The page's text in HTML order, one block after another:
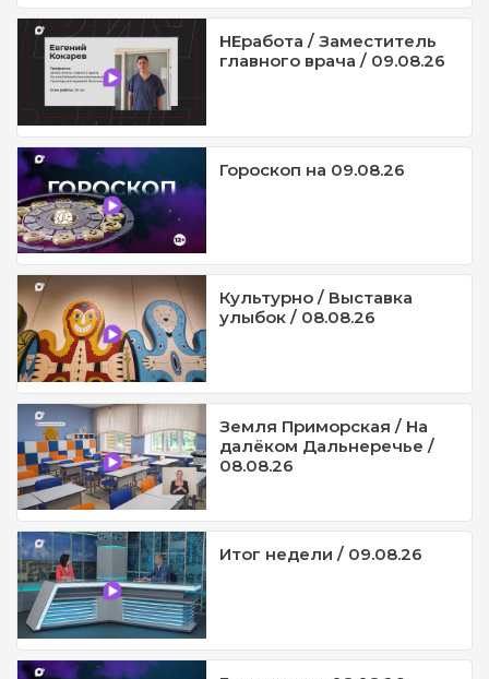
НЕработа / Заместитель
главного врача / 09.08.26
Гороскоп на 09.08.26
Культурно / Выставка
улыбок / 08.08.26
Земля Приморская / На
далёком Дальнеречье /
08.08.26
Итог недели / 09.08.26